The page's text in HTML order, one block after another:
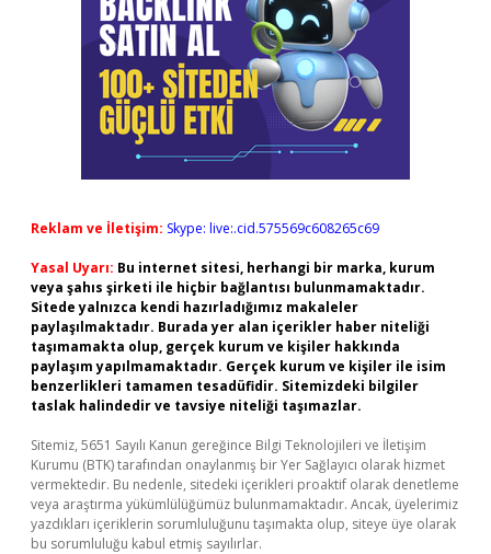
Reklam ve İletişim: Skype: live:.cid.575569c608265c69
Yasal Uyarı: Bu internet sitesi, herhangi bir marka, kurum
veya şahıs şirketi ile hiçbir bağlantısı bulunmamaktadır.
Sitede yalnızca kendi hazırladığımız makaleler
paylaşılmaktadır. Burada yer alan içerikler haber niteliği
taşımamakta olup, gerçek kurum ve kişiler hakkında
paylaşım yapılmamaktadır. Gerçek kurum ve kişiler ile isim
benzerlikleri tamamen tesadüfidir. Sitemizdeki bilgiler
taslak halindedir ve tavsiye niteliği taşımazlar.
Sitemiz, 5651 Sayılı Kanun gereğince Bilgi Teknolojileri ve İletişim
Kurumu (BTK) tarafından onaylanmış bir Yer Sağlayıcı olarak hizmet
vermektedir. Bu nedenle, sitedeki içerikleri proaktif olarak denetleme
veya araştırma yükümlülüğümüz bulunmamaktadır. Ancak, üyelerimiz
yazdıkları içeriklerin sorumluluğunu taşımakta olup, siteye üye olarak
bu sorumluluğu kabul etmiş sayılırlar.